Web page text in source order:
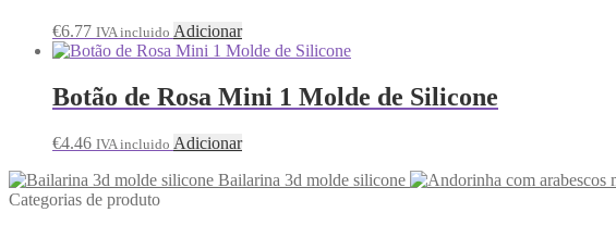
€6.77 IVA incluido Adicionar
Botão de Rosa Mini 1 Molde de Silicone
€4.46 IVA incluido Adicionar
Bailarina 3d molde silicone
Categorias de produto